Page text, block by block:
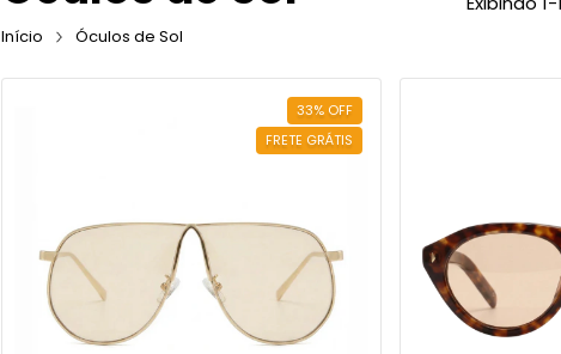
Início Óculos de Sol
33% OFF
FRETE GRÁTIS